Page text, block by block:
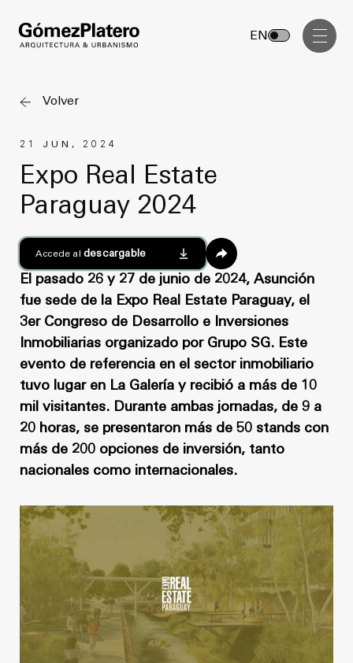
Gerenciamiento de Obra
Masterplan
Anteproyecto
Proyecto Ejecutivo
Dirección de Obra
Proyectos
GP inside
Quiénes somos
Trabaja con nosotros
Contacto
EN
Servicios
Arquitectura
Urbanismo
Gerenciamiento de Obra
Diseño Interior
Comunicación Visual
Masterplan
Anteproyecto
Proyecto Ejecutivo
Dirección de Obra
GP inside
Noticias
Quiénes somos
Trabaja con nosotros
Volver
21 JUN, 2024
Expo Real Estate
Paraguay 2024
Accede al descargable
El pasado 26 y 27 de junio de 2024, Asunción
fue sede de la Expo Real Estate Paraguay, el
3er Congreso de Desarrollo e Inversiones
Inmobiliarias organizado por Grupo SG. Este
evento de referencia en el sector inmobiliario
tuvo lugar en La Galería y recibió a más de 10
mil visitantes. Durante ambas jornadas, de 9 a
20 horas, se presentaron más de 50 stands con
más de 200 opciones de inversión, tanto
nacionales como internacionales.